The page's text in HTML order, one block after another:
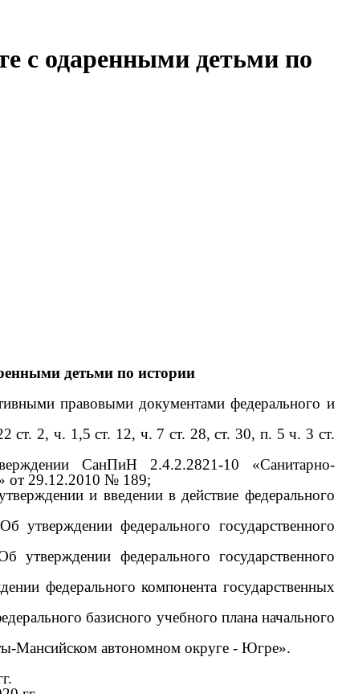
с одаренными детьми по
детьми по истории
правовыми документами федерального и
2, ч. 1,5 ст. 12, ч. 7 ст. 28, ст. 30, п. 5 ч. 3 ст.
СанПиН 2.4.2.2821-10 «Санитарно-
от 29.12.2010 № 189;
и введении в действие федерального
федерального государственного
федерального государственного
федерального компонента государственных
базисного учебного плана начального
Мансийском автономном округе - Югре».